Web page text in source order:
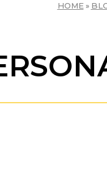
HOME»